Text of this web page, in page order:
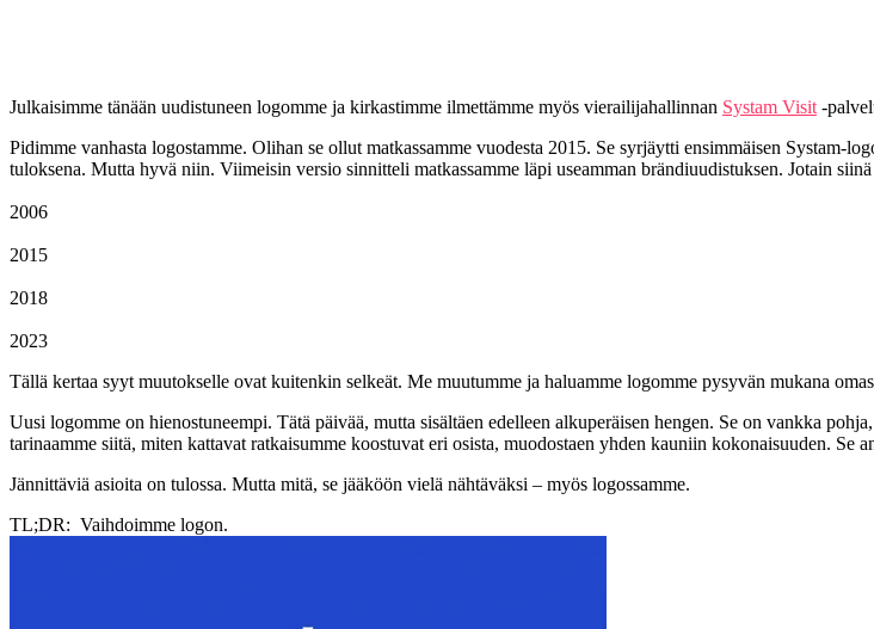
Julkaisimme tänään uudistuneen logomme ja kirkastimme ilmettämme myös vierailijahallinnan Systam Visit -
Pidimme vanhasta logostamme. Olihan se ollut matkassamme vuodesta 2015. Se syrjäytti ensimmäisen Systam-
tuloksena. Mutta hyvä niin. Viimeisin versio sinnitteli matkassamme läpi useamman brändiuudistuksen. Jotain
2006
2015
2018
2023
Tällä kertaa syyt muutokselle ovat kuitenkin selkeät. Me muutumme ja haluamme logomme pysyvän mukana
Uusi logomme on hienostuneempi. Tätä päivää, mutta sisältäen edelleen alkuperäisen hengen. Se on vankka
tarinaamme siitä, miten kattavat ratkaisumme koostuvat eri osista, muodostaen yhden kauniin kokonaisuuden.
Jännittäviä asioita on tulossa. Mutta mitä, se jääköön vielä nähtäväksi – myös logossamme.
TL;DR: Vaihdoimme logon.